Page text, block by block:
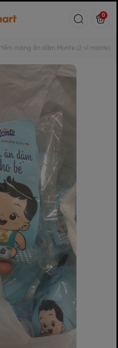
0
Yếm máng ăn dặm Monte (2 vỉ monte)